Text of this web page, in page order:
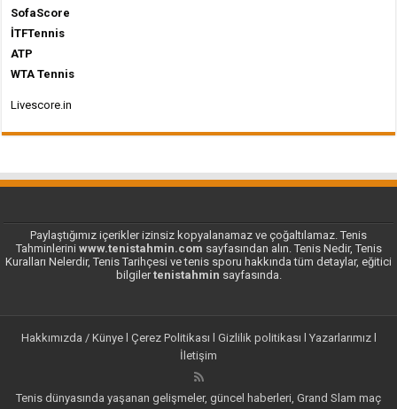
SofaScore
İTFTennis
ATP
WTA Tennis
Livescore.in
Paylaştığımız içerikler izinsiz kopyalanamaz ve çoğaltılamaz. Tenis
Tahminlerini www.tenistahmin.com sayfasından alın. Tenis Nedir, Tenis
Kuralları Nelerdir, Tenis Tarihçesi ve tenis sporu hakkında tüm detaylar, eğitici
bilgilertenistahmin sayfasında.
Hakkımızda / Künyel Çerez Politikası l Gizlilik politikası l Yazarlarımızl
İletişim
Tenis dünyasında yaşanan gelişmeler, güncel haberleri, Grand Slam maç